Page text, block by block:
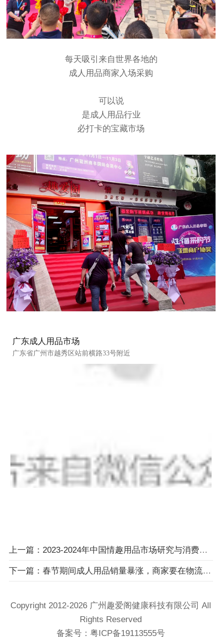
每天吸引来自世界各地的
成人用品商家入场采购
可以说
是成人用品行业
必打卡的宝藏市场
广东成人用品市场
广东省广州市越秀区站前横路33号附近
上一篇：2023-2024年中国情趣用品市场研究与消费者行为洞察
下一篇：春节期间成人用品销量暴涨，商家要在物流停运前抓紧备货了！
Copyright 2012-2026 广州趣爱阁健康科技​有限公司 All
Rights Reserved
备案号：粤ICP备19113555号